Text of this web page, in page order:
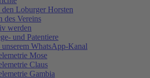
den Loburger Horsten
des Vereins
werden
und Patentiere
unserem WhatsApp-Kanal
Mose
Claus
Gambia